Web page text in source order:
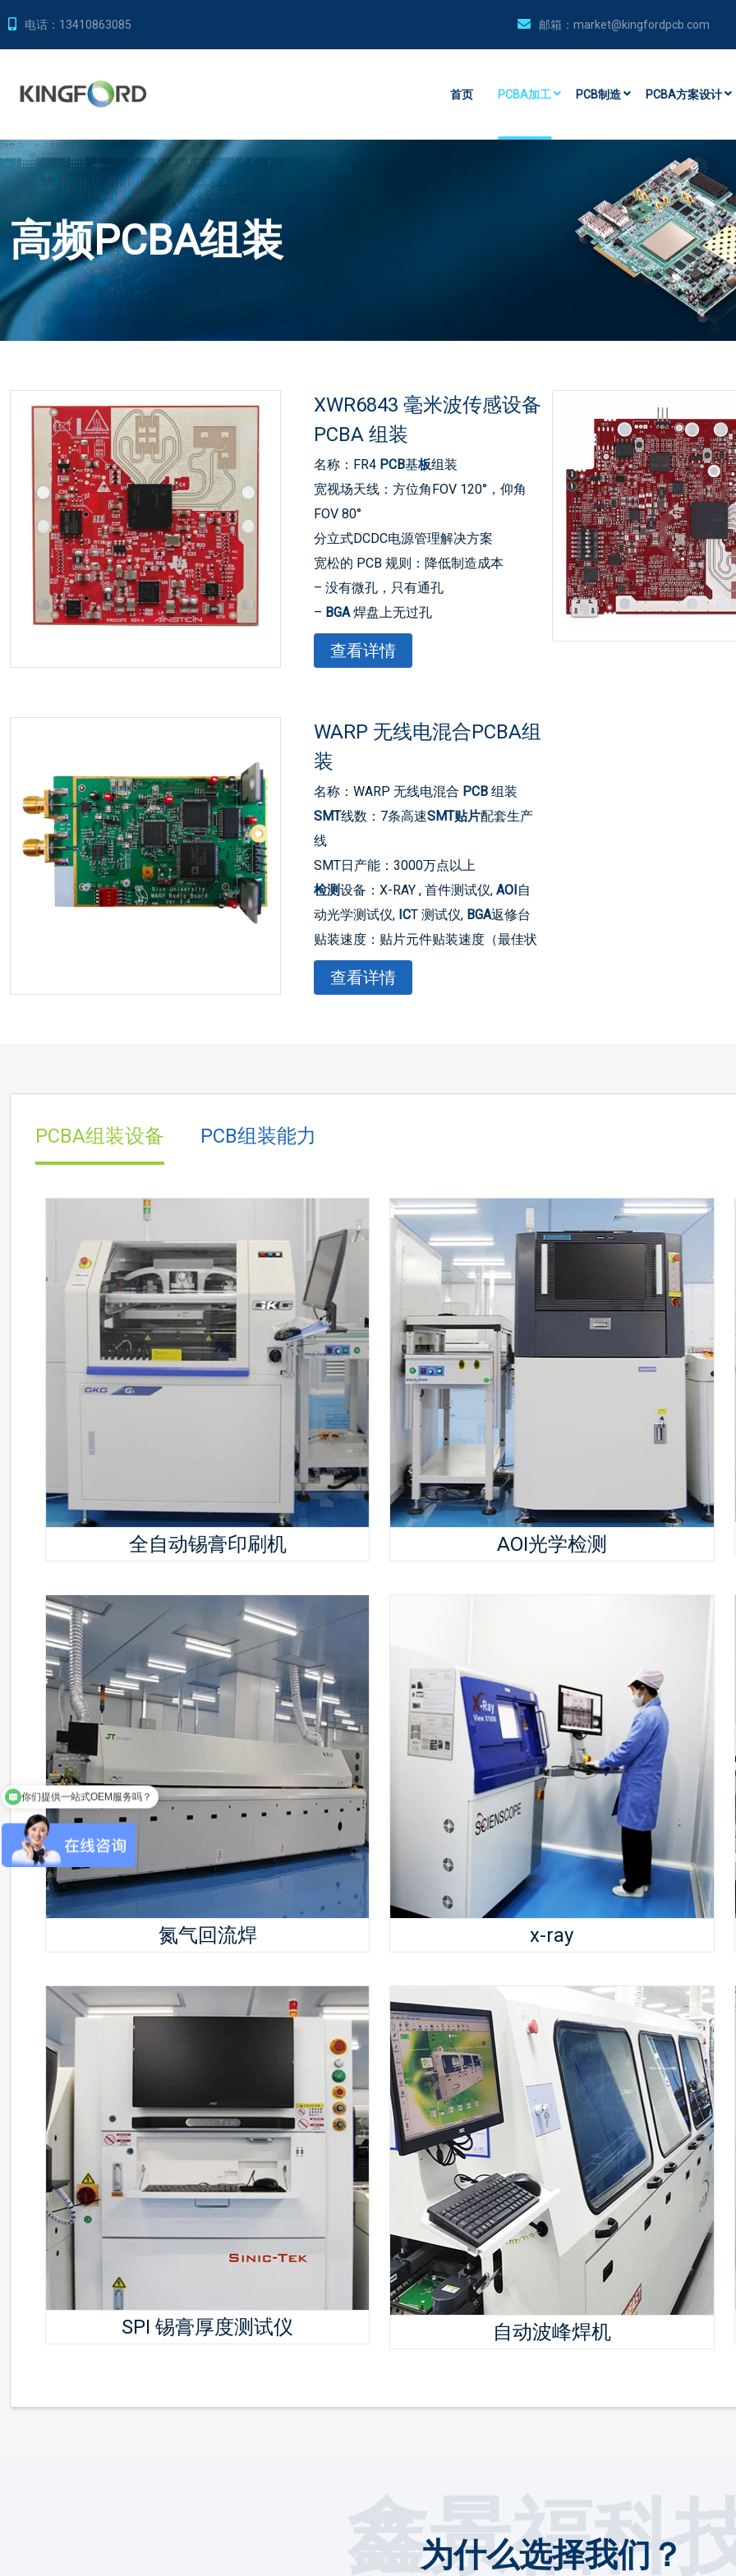
电话： 13410863085 邮箱： market@kingfordpcb.com
首页 PCBA加工 PCB制造 PCBA方案设计
高频PCBA组装
XWR6843 毫米波传感设备
PCBA 组装
名称：FR4 PCB基板组装
宽视场天线：方位角FOV 120°，仰角
FOV 80°
分立式DCDC电源管理解决方案
宽松的 PCB 规则：降低制造成本
– 没有微孔，只有通孔
– BGA焊盘上无过孔
用于板载 QSPI闪存编程的串行端口
用于通过 LVDS 传输原始模数转换器
独立运行模式
查看详情
WARP 无线电混合PCBA组
装
名称：WARP 无线电混合 PCB 组装
SMT线数：7条高速SMT贴片配套生产
线
SMT日产能：3000万点以上
检测设备：X-RAY , 首件测试仪, AOI自
动光学测试仪, ICT 测试仪, BGA返修台
贴装速度：贴片元件贴装速度（最佳状
态）0.036 S/piece
可贴的最小封装：0201，精度可达
查看详情
PCBA组装设备 PCB组装能力
全自动锡膏印刷机 AOI光学检测
氮气回流焊 x-ray
SPI 锡膏厚度测试仪 自动波峰焊机
鑫景福科技
为什么选择我们？
你们提供一站式OEM服务吗？
您可以组装哪些不同的PCBA？